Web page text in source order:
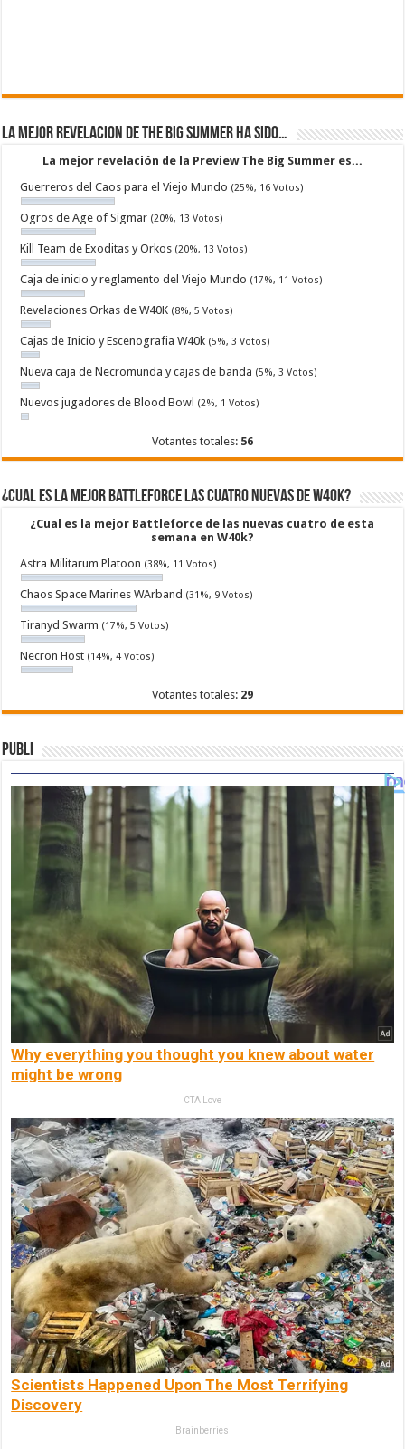
La mejor revelacion de The Big Summer ha sido…
La mejor revelación de la Preview The Big Summer es...
Guerreros del Caos para el Viejo Mundo (25%, 16 Votos)
Ogros de Age of Sigmar (20%, 13 Votos)
Kill Team de Exoditas y Orkos (20%, 13 Votos)
Caja de inicio y reglamento del Viejo Mundo (17%, 11 Votos)
Revelaciones Orkas de W40K (8%, 5 Votos)
Cajas de Inicio y Escenografia W40k (5%, 3 Votos)
Nueva caja de Necromunda y cajas de banda (5%, 3 Votos)
Nuevos jugadores de Blood Bowl (2%, 1 Votos)
Votantes totales: 56
¿Cual es la mejor Battleforce las cuatro nuevas de W40k?
¿Cual es la mejor Battleforce de las nuevas cuatro de esta
semana en W40k?
Astra Militarum Platoon (38%, 11 Votos)
Chaos Space Marines WArband (31%, 9 Votos)
Tiranyd Swarm (17%, 5 Votos)
Necron Host (14%, 4 Votos)
Votantes totales: 29
Publi
Why everything you thought you knew about water
might be wrong
CTA Love
Scientists Happened Upon The Most Terrifying
Discovery
Brainberries